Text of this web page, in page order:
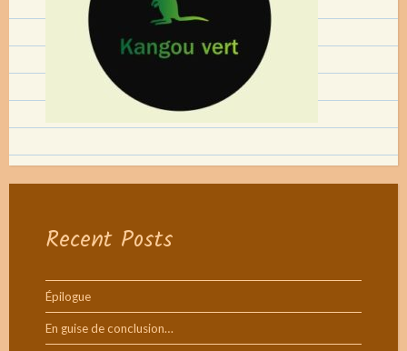
Recent Posts
Épilogue
En guise de conclusion…